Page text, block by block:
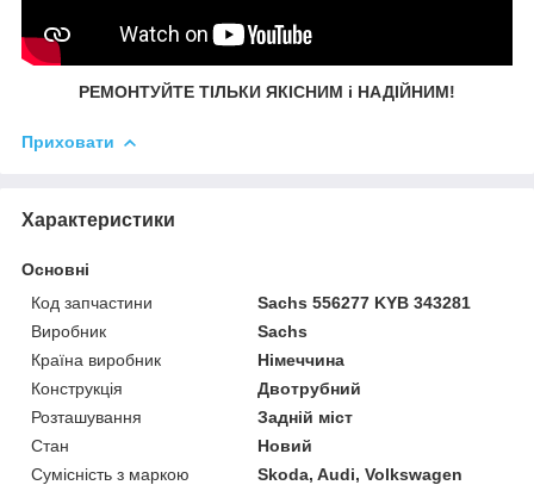
РЕМОНТУЙТЕ ТІЛЬКИ ЯКІСНИМ і НАДІЙНИМ!
Приховати
Характеристики
Основні
Код запчастини
Sachs 556277 KYB 343281
Виробник
Sachs
Країна виробник
Німеччина
Конструкція
Двотрубний
Розташування
Задній міст
Стан
Новий
Сумісність з маркою
Skoda, Audi, Volkswagen